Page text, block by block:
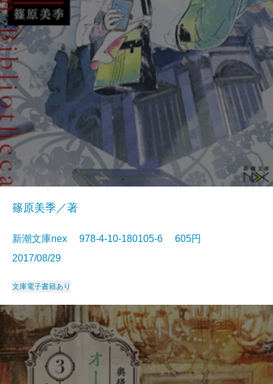
篠原美季／著
新潮文庫nex 978-4-10-180105-6 605円
2017/08/29
文庫電子書籍あり